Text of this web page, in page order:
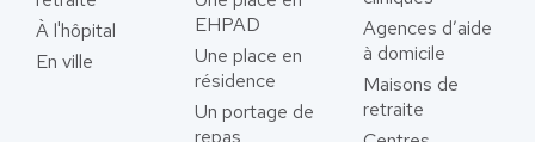
À l'hôpital
En ville
EHPAD
Une place en
résidence
Un portage de
repas
Agences d’aide
à domicile
Maisons de
retraite